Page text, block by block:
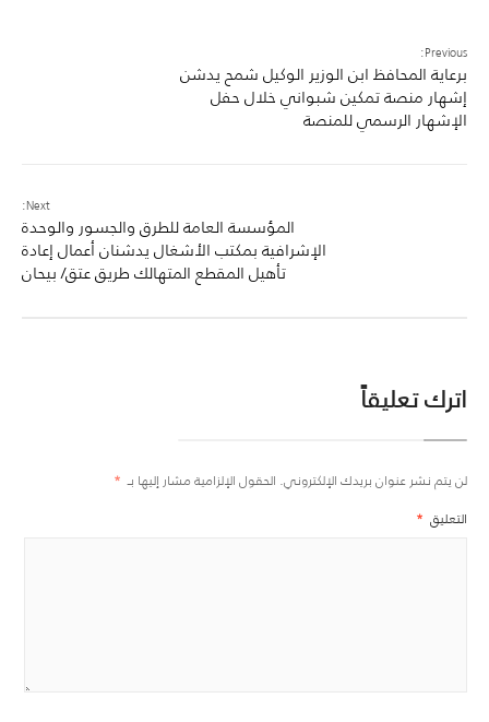
Previous:
برعاية المحافظ ابن الوزير الوكيل شمح يدشن
إشهار منصة تمكين شبواني خلال حفل
الإشهار الرسمي للمنصة
Next:
المؤسسة العامة للطرق والجسور والوحدة
الإشرافية بمكتب الأشغال يدشنان أعمال إعادة
تأهيل المقطع المتهالك طريق عتق/ بيحان
اترك تعليقاً
لن يتم نشر عنوان بريدك الإلكتروني. الحقول الإلزامية مشار إليها بـ *
التعليق *